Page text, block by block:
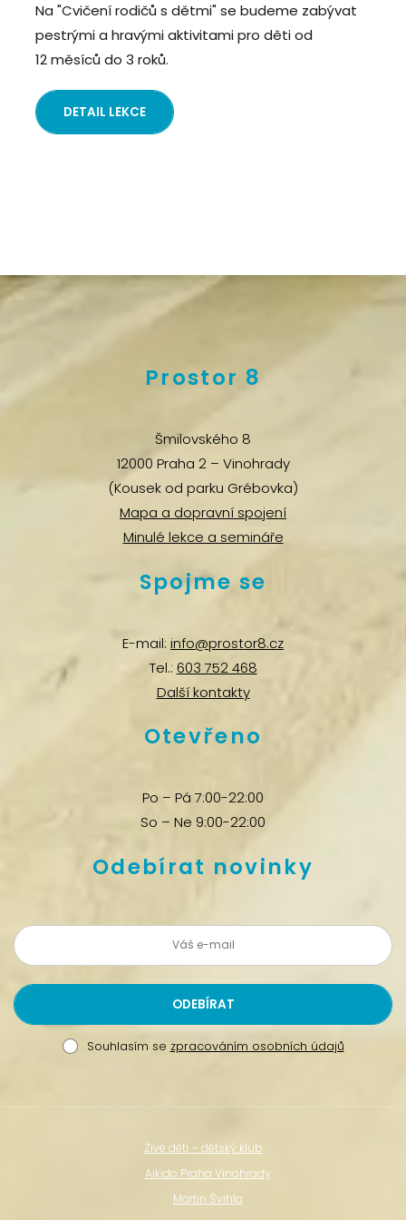
Na "Cvičení rodičů s dětmi" se budeme zabývat
pestrými a hravými aktivitami pro děti od
12 měsíců do 3 roků.
DETAIL LEKCE
Prostor 8
Šmilovského 8
12000 Praha 2 – Vinohrady
(Kousek od parku Grébovka)
Mapa a dopravní spojení
Minulé lekce a semináře
Spojme se
E-mail: info@prostor8.cz
Tel.: 603 752 468
Další kontakty
Otevřeno
Po – Pá 7:00-22:00
So – Ne 9:00-22:00
Odebírat novinky
Souhlasím se zpracováním osobních údajů
Živé děti – dětský klub
Aikido Praha Vinohrady
Martin Švihla